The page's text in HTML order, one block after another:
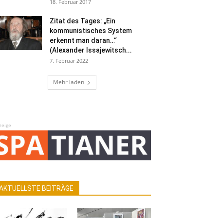
18. Februar 2017
Zitat des Tages: „Ein
kommunistisches System
erkennt man daran…“
(Alexander Issajewitsch...
7. Februar 2022
Mehr laden
BEITRÄGE